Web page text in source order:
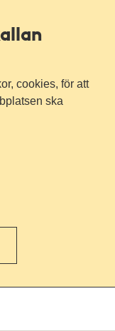
cookies, för att
ska